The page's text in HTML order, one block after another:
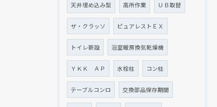
天井埋め込み型 高所作業 ＵＢ取替
ザ・クラッソ ピュアレストＥＸ
トイレ新設 浴室暖房換気乾燥機
ＹＫＫ ＡＰ 水栓柱 コン柱
テーブルコンロ 交換部品保存期間